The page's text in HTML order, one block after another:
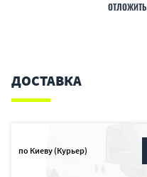
ОТЛОЖИТЬ
ДОСТАВКА
по Киеву (Курьер)